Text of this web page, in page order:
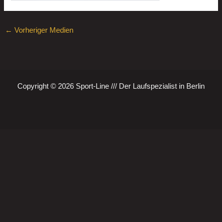
← Vorheriger Medien
Copyright © 2026 Sport-Line /// Der Laufspezialist in Berlin